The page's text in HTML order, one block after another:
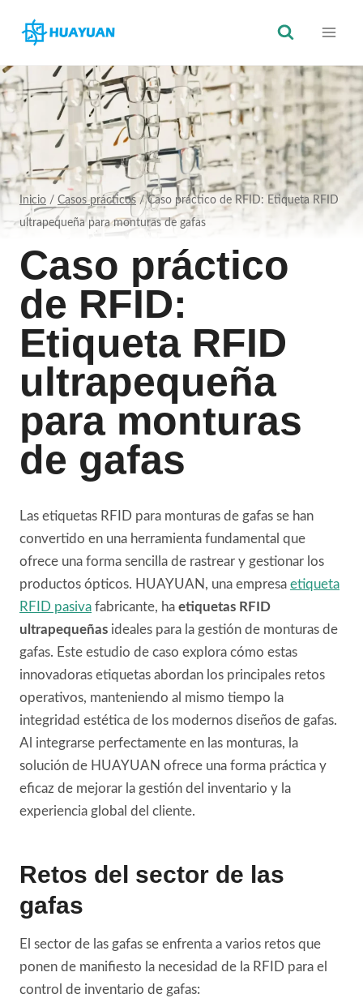
Inicio / Casos prácticos / Caso práctico de RFID: Etiqueta RFID
ultrapequeña para monturas de gafas
Caso práctico
de RFID:
Etiqueta RFID
ultrapequeña
para monturas
de gafas
Las etiquetas RFID para monturas de gafas se han
convertido en una herramienta fundamental que
ofrece una forma sencilla de rastrear y gestionar los
productos ópticos. HUAYUAN, una empresa etiqueta
RFID pasiva fabricante, ha etiquetas RFID
ultrapequeñas ideales para la gestión de monturas de
gafas. Este estudio de caso explora cómo estas
innovadoras etiquetas abordan los principales retos
operativos, manteniendo al mismo tiempo la
integridad estética de los modernos diseños de gafas.
Al integrarse perfectamente en las monturas, la
solución de HUAYUAN ofrece una forma práctica y
eficaz de mejorar la gestión del inventario y la
experiencia global del cliente.
Retos del sector de las
gafas
El sector de las gafas se enfrenta a varios retos que
ponen de manifiesto la necesidad de la RFID para el
control de inventario de gafas: